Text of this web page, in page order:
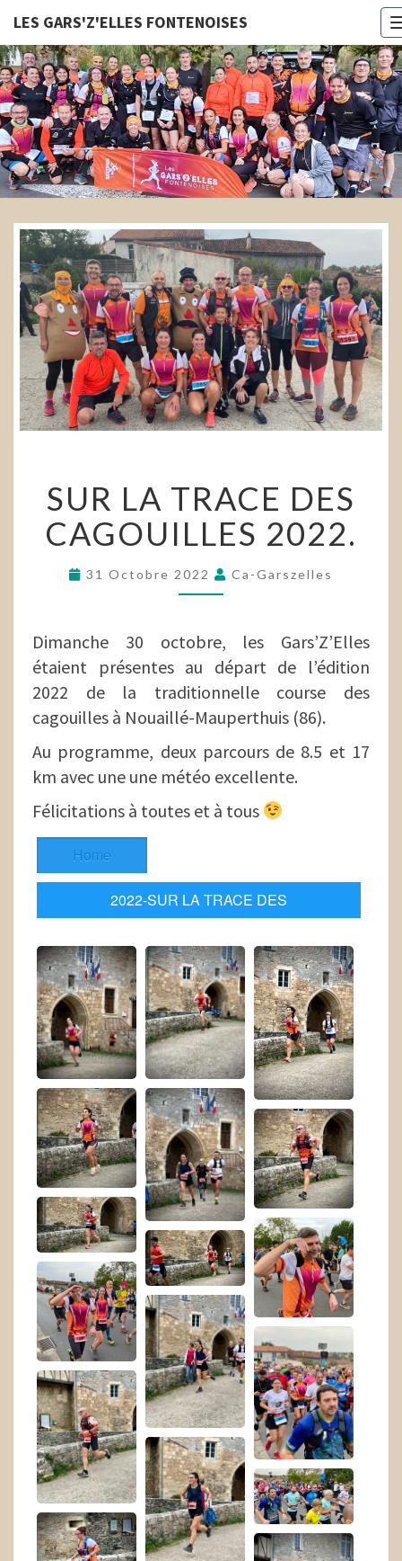
LES GARS'Z'ELLES FONTENOISES
LES
LA
TRACE
DES
CAGOUILLES
SUR LA TRACE DES
CAGOUILLES 2022.
31 Octobre 2022 Ca-Garszelles
Dimanche 30 octobre, les Gars’Z’Elles
étaient présentes au départ de l’édition
2022 de la traditionnelle course des
cagouilles à Nouaillé-Mauperthuis (86).
Au programme, deux parcours de 8.5 et 17
km avec une une météo excellente.
Félicitations à toutes et à tous
Home
2022-SUR LA TRACE DES